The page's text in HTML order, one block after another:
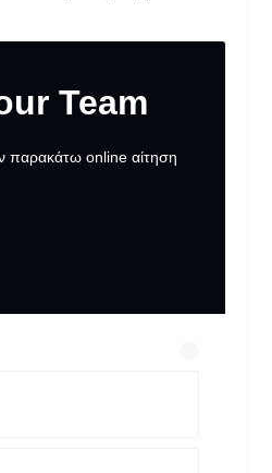
to a
webflow
Team
παρακάτω online αίτηση